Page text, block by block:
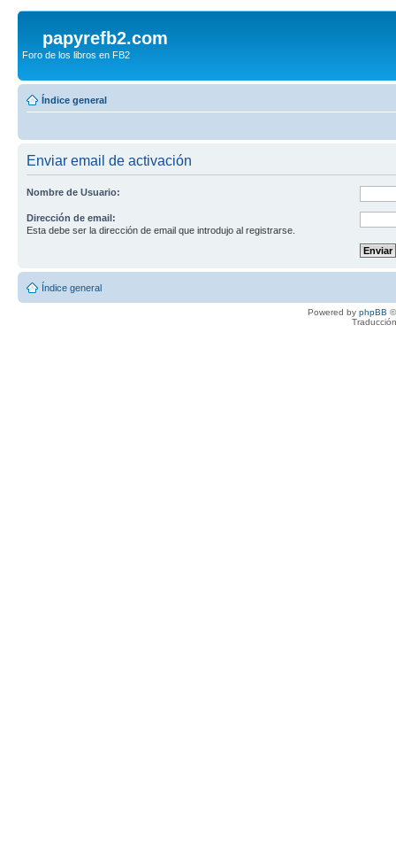
papyrefb2.com
Foro de los libros en FB2
Índice general
Enviar email de activación
Nombre de Usuario:
Dirección de email:
Esta debe ser la dirección de email que introdujo al registrarse.
Índice general
Powered by phpBB